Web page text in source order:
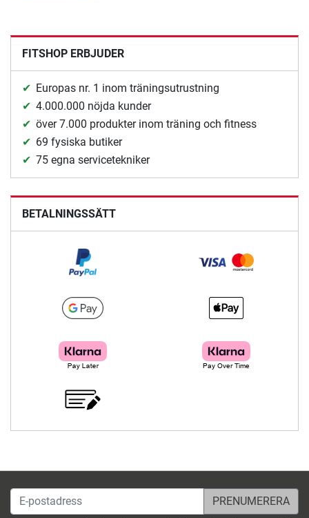
FITSHOP ERBJUDER
Europas nr. 1 inom träningsutrustning
4.000.000 nöjda kunder
över 7.000 produkter inom träning och fitness
69 fysiska butiker
75 egna servicetekniker
BETALNINGSSÄTT
E-postadress